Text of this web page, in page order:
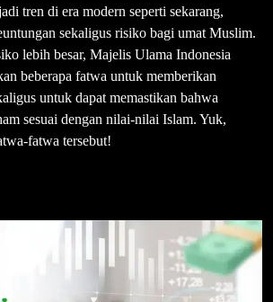
tren di era modern seperti sekarang,
sekaligus risiko bagi umat Muslim.
lebih besar, Majelis Ulama Indonesia
beberapa fatwa untuk memberikan
untuk dapat memastikan bahwa
sesuai dengan nilai-nilai Islam. Yuk,
fatwa tersebut!